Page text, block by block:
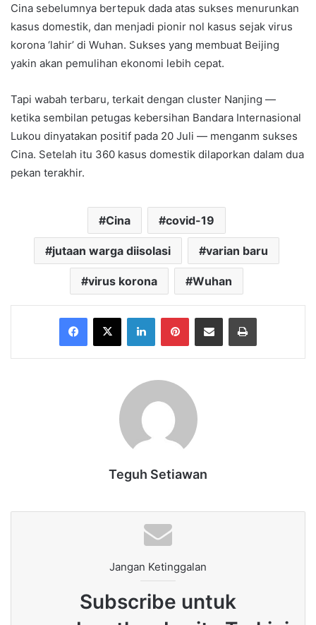
Cina sebelumnya bertepuk dada atas sukses menurunkan
kasus domestik, dan menjadi pionir nol kasus sejak virus
korona ‘lahir’ di Wuhan. Sukses yang membuat Beijing
yakin akan pemulihan ekonomi lebih cepat.
Tapi wabah terbaru, terkait dengan cluster Nanjing —
ketika sembilan petugas kebersihan Bandara Internasional
Lukou dinyatakan positif pada 20 Juli — menganm sukses
Cina. Setelah itu 360 kasus domestik dilaporkan dalam dua
pekan terakhir.
Cina covid-19
jutaan warga diisolasi varian baru
virus korona Wuhan
Facebook
X LinkedInPinterestShare via Email Print
Teguh Setiawan
Jangan Ketinggalan
Subscribe untuk